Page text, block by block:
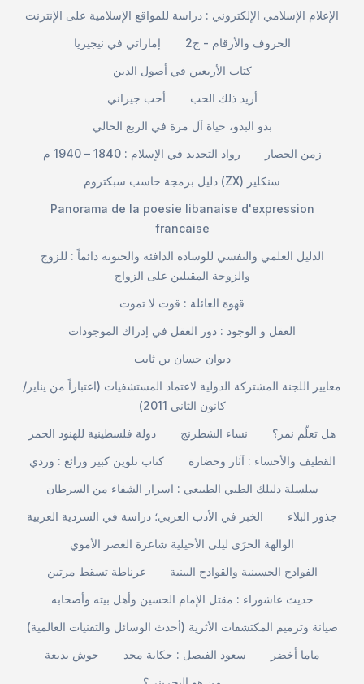
الإعلام الإسلامي الإلكتروني : دراسة للمواقع الإسلامية على الإنترنت
إماراتي في نيجيريا
الحروف والأرقام - ج2
كتاب الأربعين في أصول الدين
أحب جيراني
أريد ذلك الحب
بدو البدو، حياة آل مرة في الربع الخالي
رواد التجديد في الإسلام : 1840 – 1940 م
زمن الحصار
دليل برمجة حاسب سبكتروم (ZX) سنكلير
Panorama de la poesie libanaise d'expression
francaise
الدليل العلمي والنفسي للوسادة الدافئة والحنونة دائماً : للزوج
والزوجة المقبلين على الزواج
قهوة العائلة : قوت لا تموت
العقل و الوجود : دور العقل في إدراك الموجودات
ديوان حسان بن ثابت
معايير اللجنة المشتركة الدولية لاعتماد المستشفيات (اعتباراً من يناير/
كانون الثاني 2011)
دولة فلسطينية للهنود الحمر
نساء الشطرنج
هل تعلّم نمر؟
كتاب تلوين كبير ورائع : وردي
القطيف والأحساء : آثار وحضارة
سلسلة دليلك الطبي الطبيعي : اسرار الشفاء من السرطان
الخبر في الأدب العربي؛ دراسة في السردية العربية
جذور البلاء
الوالهة الحرَى ليلى الأخيلية شاعرة العصر الأموي
غرناطة تسقط مرتين
الفوادح الحسينية والقوادح البينية
حديث عاشوراء : مقتل الإمام الحسين وأهل بيته وأصحابه
صيانة وترميم المكتشفات الأثرية (أحدث الوسائل والتقنيات العالمية)
حوش بديعة
سعود الفيصل : حكاية مجد
ماما أخضر